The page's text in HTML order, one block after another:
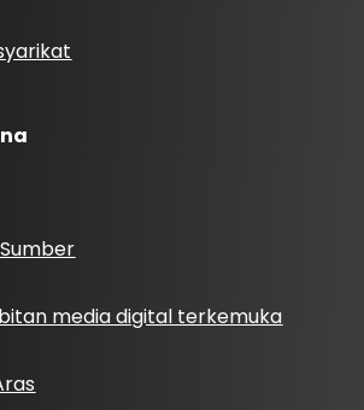
media digital terkemuka